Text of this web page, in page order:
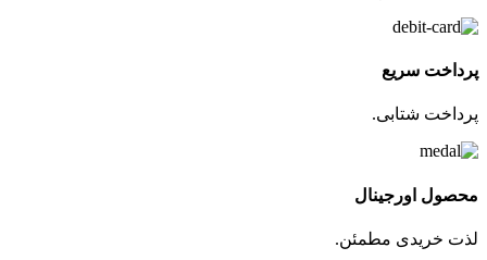
پرداخت سریع
پرداخت شتابی.
محصول اورجینال
لذت خریدی مطمئن.